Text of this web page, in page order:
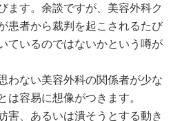
ます。余談ですが、美容外科ク
患者から裁判を起こされるたび
ているのではないかという噂が
わない美容外科の関係者が少な
は容易に想像がつきます。
害、あるいは潰そうとする動き